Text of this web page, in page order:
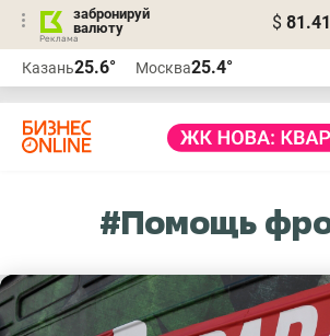
забронируй
валюту
$ 81.41
Казань25.6° Москва25.4°
#Помощь